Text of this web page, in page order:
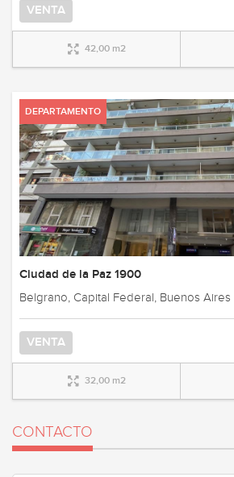
VENTA
42,00 m2
DEPARTAMENTO
Ciudad de la Paz 1900
Belgrano, Capital Federal, Buenos Aires
VENTA
32,00 m2
CONTACTO